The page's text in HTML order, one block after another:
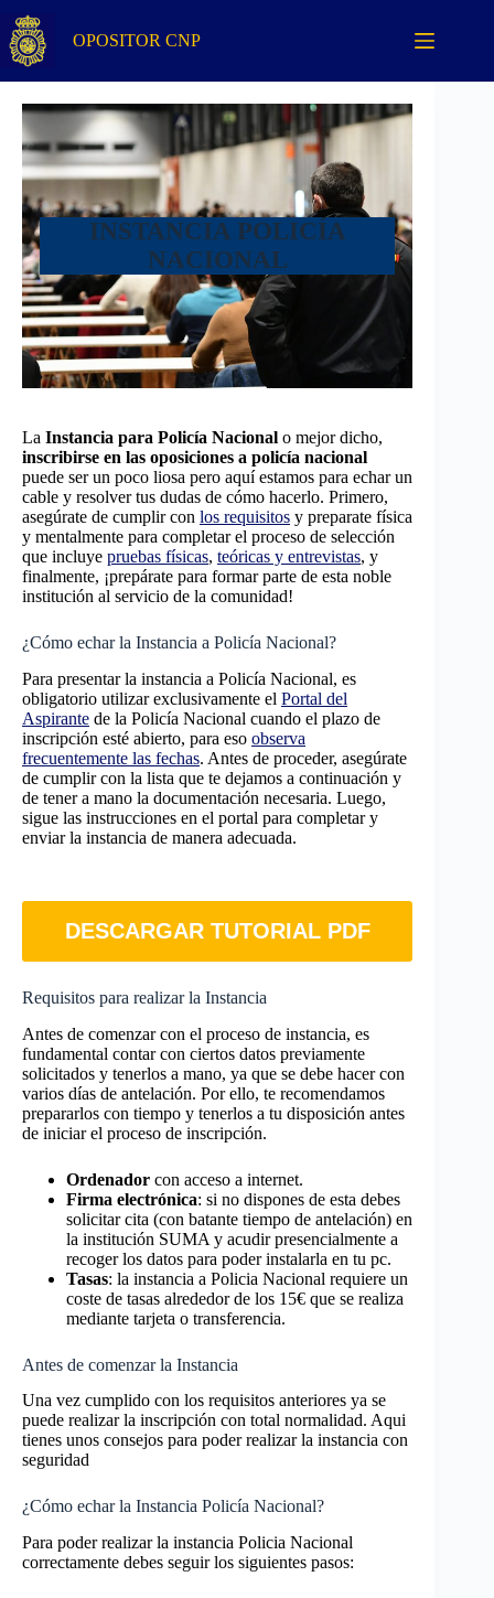
contenido
OPOSITOR CNP
INSTANCIA POLICÍA
NACIONAL
La Instancia para Policía Nacional o mejor dicho,
inscribirse en las oposiciones a policía nacional
puede ser un poco liosa pero aquí estamos para echar un
cable y resolver tus dudas de cómo hacerlo. Primero,
asegúrate de cumplir con los requisitos y preparate física
y mentalmente para completar el proceso de selección
que incluye pruebas físicas, teóricas y entrevistas, y
finalmente, ¡prepárate para formar parte de esta noble
institución al servicio de la comunidad!
¿Cómo echar la Instancia a Policía Nacional?
Para presentar la instancia a Policía Nacional, es
obligatorio utilizar exclusivamente el Portal del
Aspirante de la Policía Nacional cuando el plazo de
inscripción esté abierto, para eso observa
frecuentemente las fechas. Antes de proceder, asegúrate
de cumplir con la lista que te dejamos a continuación y
de tener a mano la documentación necesaria. Luego,
sigue las instrucciones en el portal para completar y
enviar la instancia de manera adecuada.
DESCARGAR TUTORIAL PDF
Requisitos para realizar la Instancia
Antes de comenzar con el proceso de instancia, es
fundamental contar con ciertos datos previamente
solicitados y tenerlos a mano, ya que se debe hacer con
varios días de antelación. Por ello, te recomendamos
prepararlos con tiempo y tenerlos a tu disposición antes
de iniciar el proceso de inscripción.
Ordenador con acceso a internet.
Firma electrónica: si no dispones de esta debes
solicitar cita (con batante tiempo de antelación) en
la institución SUMA y acudir presencialmente a
recoger los datos para poder instalarla en tu pc.
Tasas: la instancia a Policia Nacional requiere un
coste de tasas alrededor de los 15€ que se realiza
mediante tarjeta o transferencia.
Antes de comenzar la Instancia
Una vez cumplido con los requisitos anteriores ya se
puede realizar la inscripción con total normalidad. Aqui
tienes unos consejos para poder realizar la instancia con
seguridad
¿Cómo echar la Instancia Policía Nacional?
Para poder realizar la instancia Policia Nacional
correctamente debes seguir los siguientes pasos: